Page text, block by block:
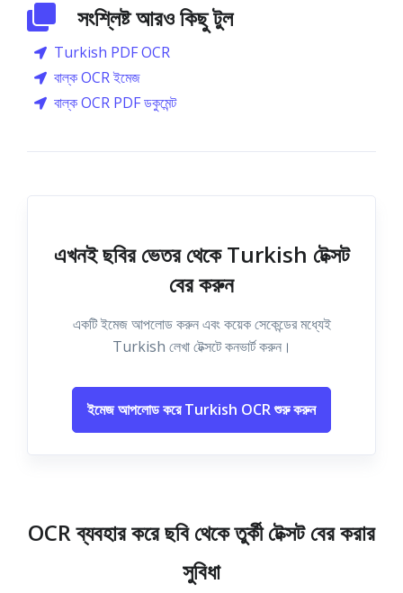
সংশ্লিষ্ট আরও কিছু টুল
Turkish PDF OCR
বাল্ক OCR ইমেজ
বাল্ক OCR PDF ডকুমেন্ট
এখনই ছবির ভেতর থেকে Turkish টেক্সট
বের করুন
একটি ইমেজ আপলোড করুন এবং কয়েক সেকেন্ডের মধ্যেই
Turkish লেখা টেক্সটে কনভার্ট করুন।
ইমেজ আপলোড করে Turkish OCR শুরু করুন
OCR ব্যবহার করে ছবি থেকে তুর্কী টেক্সট বের করার
সুবিধা